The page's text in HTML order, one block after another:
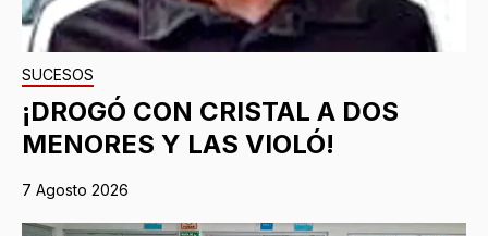
SUCESOS
¡DROGÓ CON CRISTAL A DOS
MENORES Y LAS VIOLÓ!
7 Agosto 2026